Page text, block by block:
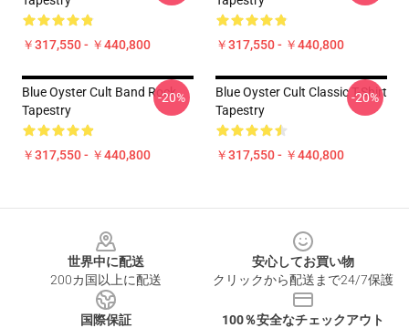
￥317,550 - ￥440,800 ￥317,550 - ￥440,800
Blue Oyster Cult Band Rock
Tapestry
￥317,550 - ￥440,800
-20%
Blue Oyster Cult Classic T-Shirt
Tapestry
￥317,550 - ￥440,800
-20%
世界中に配送
200カ国以上に配送
安心してお買い物
クリックから配送まで24/7保護
国際保証
100％安全なチェックアウト